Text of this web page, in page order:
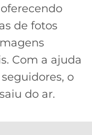
de fotos
Com a ajuda
o
do ar.